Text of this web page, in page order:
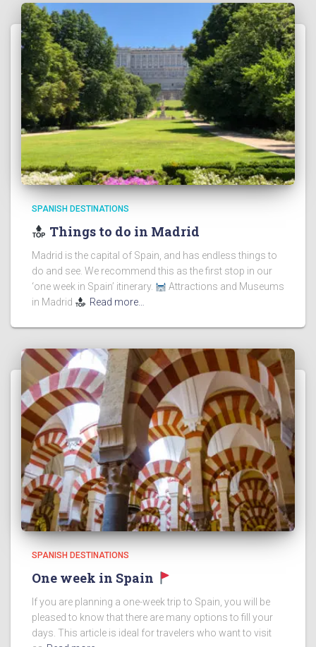
SPANISH DESTINATIONS
Things to do in Madrid
Madrid is the capital of Spain, and has endless things to
do and see. We recommend this as the first stop in our
‘one week in Spain’ itinerary.
Attractions and Museums
in Madrid
Read more…
SPANISH DESTINATIONS
One week in Spain
If you are planning a one-week trip to Spain, you will be
pleased to know that there are many options to fill your
days. This article is ideal for travelers who want to visit